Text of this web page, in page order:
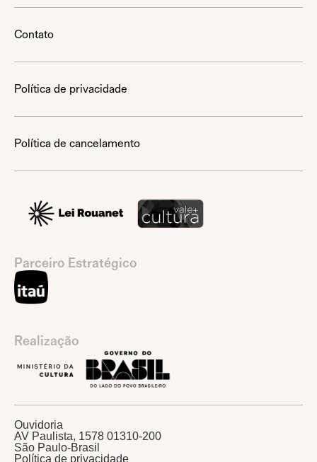
Contato
Política de privacidade
Política de cancelamento
Parceiro Estratégico
Realização
Ouvidoria
AV Paulista, 1578 01310-200
São Paulo-Brasil
Política de privacidade